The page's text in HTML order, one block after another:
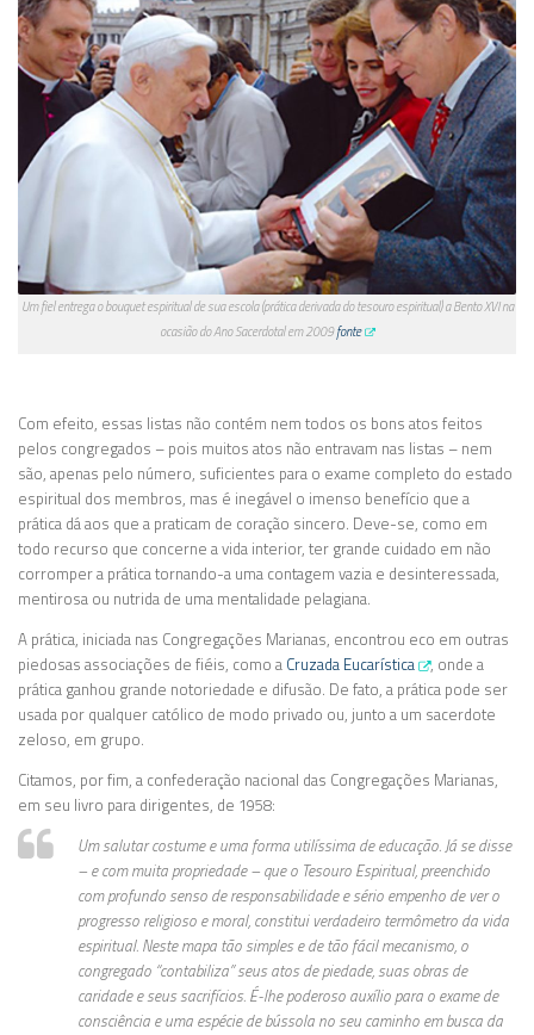
Um fiel entrega o bouquet espiritual de sua escola (prática derivada do tesouro espiritual) a Bento XVI na
ocasião do Ano Sacerdotal em 2009fonte
Com efeito, essas listas não contém nem todos os bons atos feitos
pelos congregados – pois muitos atos não entravam nas listas – nem
são, apenas pelo número, suficientes para o exame completo do estado
espiritual dos membros, mas é inegável o imenso benefício que a
prática dá aos que a praticam de coração sincero. Deve-se, como em
todo recurso que concerne a vida interior, ter grande cuidado em não
corromper a prática tornando-a uma contagem vazia e desinteressada,
mentirosa ou nutrida de uma mentalidade pelagiana.
A prática, iniciada nas Congregações Marianas, encontrou eco em outras
piedosas associações de fiéis, como a Cruzada Eucarística
, onde a
prática ganhou grande notoriedade e difusão. De fato, a prática pode ser
usada por qualquer católico de modo privado ou, junto a um sacerdote
zeloso, em grupo.
Citamos, por fim, a confederação nacional das Congregações Marianas,
em seu livro para dirigentes, de 1958:
Um salutar cos­tume e uma forma utilíssima de educação. Já se disse
– e com muita propriedade – que o Tesouro Espiritual, preenchido
com profundo senso de responsabilidade e sério empenho de ver o
progresso religioso e moral, constitui verdadeiro termômetro da vida
espiritual. Neste mapa tão simples e de tão fácil mecanismo, o
congregado “contabiliza” seus atos de piedade, suas obras de
caridade e seus sacrifícios. É-lhe poderoso auxílio para o exame de
consciência e uma espécie de bússola no seu caminho em busca da